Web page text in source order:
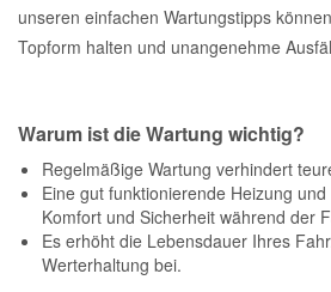
unseren einfachen Wartungstipps
Topform halten und unangenehme
Warum ist die Wartung wichtig?
Regelmäßige Wartung verhindert
Eine gut funktionierende Heizung
Komfort und Sicherheit während der
Es erhöht die Lebensdauer Ihres
Werterhaltung bei.
Karosserieteile
Riementrieb
Scheibenreinigung
Leitungsverbinder
Prüf- und Messwerkzeuge
Reparatur-Zubehör
Karosserie Werkzeug
Nachrüstwischer
Reifen Zubehör
Schlüsselgehäuse
Werkstattbedarf
Chevrolet Ersatzteile
Cupra Ersatzteile
Daewoo Ersatzteile